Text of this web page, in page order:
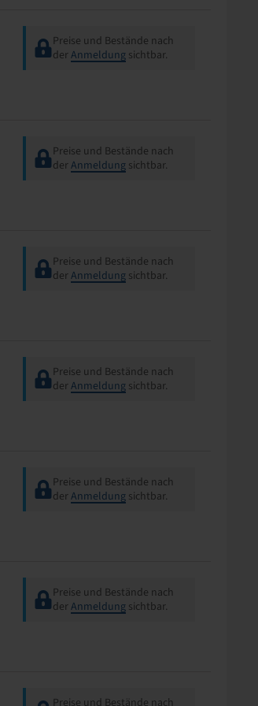
Preise und Bestände nach
derAnmeldung sichtbar.
Preise und Bestände nach
derAnmeldung sichtbar.
Preise und Bestände nach
derAnmeldung sichtbar.
Preise und Bestände nach
derAnmeldung sichtbar.
Preise und Bestände nach
derAnmeldung sichtbar.
Preise und Bestände nach
derAnmeldung sichtbar.
Preise und Bestände nach